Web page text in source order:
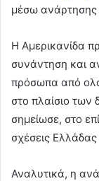
m
μέσω ανάρτησης
Η Αμερικανίδα
συνάντηση και
πρόσωπα από
στο πλαίσιο
σημείωσε, στο
σχέσεις
Αναλυτικά, η